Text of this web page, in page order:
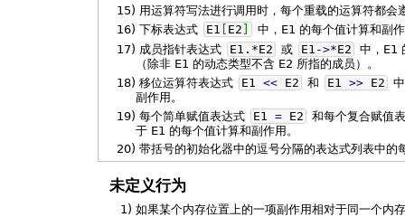
15) 用运算符写法进行调用时，每个重载的运算符都
16) 下标表达式 E1 E2
中，E1 的每个值计算和副
17) 成员指针表达式 E1. *E2 或 E1 ->*E2
中，E1
（除非 E1 的动态类型不含 E2 所指的成员）。
18) 移位运算符表达式 E1 <<E2 和 E1 >>E2
副作用。
19) 每个简单赋值表达式 E1 =E2
和每个复合赋值
于 E1 的每个值计算和副作用。
20) 带括号的初始化器中的逗号分隔的表达式列表中
未定义行为
1) 如果某个内存位置上的一项副作用相对于同一个内